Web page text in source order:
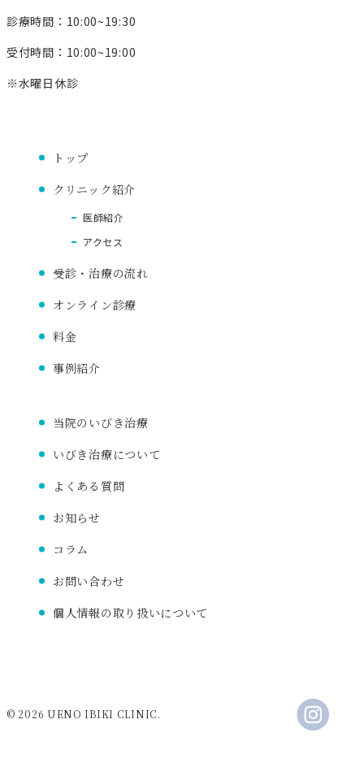
診療時間：10:00~19:30
受付時間：10:00~19:00
※水曜日休診
トップ
クリニック紹介
医師紹介
アクセス
受診・治療の流れ
オンライン診療
料金
事例紹介
当院のいびき治療
いびき治療について
よくある質問
お知らせ
コラム
お問い合わせ
個人情報の取り扱いについて
© 2026 UENO IBIKI CLINIC.